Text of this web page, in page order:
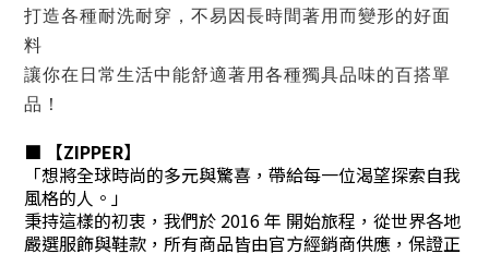
打造各種耐洗耐穿，不易因長時間著用而變形的好面
料
讓你在日常生活中能舒適著用各種獨具品味的百搭單
品！
■ 【ZIPPER】
「想將全球時尚的多元與驚喜，帶給每一位渴望探索自我
風格的人。」
秉持這樣的初衷，我們於 2016 年 開始旅程，從世界各地
嚴選服飾與鞋款，所有商品皆由官方經銷商供應，保證正